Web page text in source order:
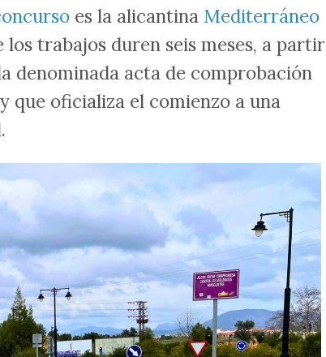
es la alicantina Mediterráneo
los trabajos duren seis meses, a partir
denominada acta de comprobación
oficializa el comienzo a una